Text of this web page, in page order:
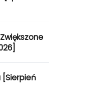
[Sierpień